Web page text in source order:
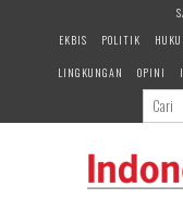
EKBIS
POLITIK
LINGKUNGAN
OPINI